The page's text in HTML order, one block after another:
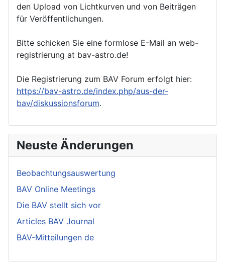
den Upload von Lichtkurven und von Beiträgen
für Veröffentlichungen.
Bitte schicken Sie eine formlose E-Mail an web-
registrierung at bav-astro.de!
Die Registrierung zum BAV Forum erfolgt hier:
https://bav-astro.de/index.php/aus-der-
bav/diskussionsforum.
Neuste Änderungen
Beobachtungsauswertung
BAV Online Meetings
Die BAV stellt sich vor
Articles BAV Journal
BAV-Mitteilungen de